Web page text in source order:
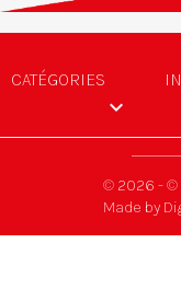
CATÉGORIES

© 2026 - ©
Made by